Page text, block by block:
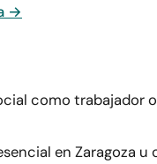
→
como trabajador
en Zaragoza u